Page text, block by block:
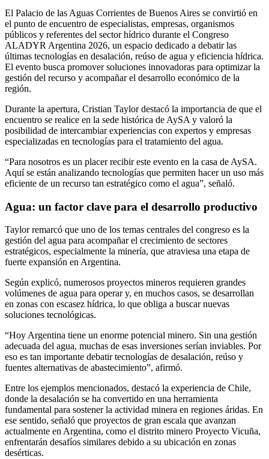
Compartir
El Palacio de las Aguas Corrientes de Buenos Aires se convirtió en
el punto de encuentro de especialistas, empresas, organismos
públicos y referentes del sector hídrico durante el Congreso
ALADYR Argentina 2026, un espacio dedicado a debatir las
últimas tecnologías en desalación, reúso de agua y eficiencia hídrica.
El evento busca promover soluciones innovadoras para optimizar la
gestión del recurso y acompañar el desarrollo económico de la
región.
Durante la apertura, Cristian Taylordestacó la importancia de que el
encuentro se realice en la sede histórica de AySA y valoró la
posibilidad de intercambiar experiencias con expertos y empresas
especializadas en tecnologías para el tratamiento del agua.
“Para nosotros es un placer recibir este evento en la casa de AySA.
Aquí se están analizando tecnologías que permiten hacer un uso más
eficiente de un recurso tan estratégico como el agua”, señaló.
Agua: un factor clave para el desarrollo productivo
Taylor remarcó que uno de los temas centrales del congreso es la
gestión del agua para acompañar el crecimiento de sectores
estratégicos, especialmente la minería, que atraviesa una etapa de
fuerte expansión en Argentina.
Según explicó, numerosos proyectos mineros requieren grandes
volúmenes de agua para operar y, en muchos casos, se desarrollan
en zonas con escasez hídrica, lo que obliga a buscar nuevas
soluciones tecnológicas.
“Hoy Argentina tiene un enorme potencial minero. Sin una gestión
adecuada del agua, muchas de esas inversiones serían inviables. Por
eso es tan importante debatir tecnologías de desalación, reúso y
fuentes alternativas de abastecimiento”, afirmó.
Entre los ejemplos mencionados, destacó la experiencia de Chile,
donde la desalación se ha convertido en una herramienta
fundamental para sostener la actividad minera en regiones áridas. En
ese sentido, señaló que proyectos de gran escala que avanzan
actualmente en Argentina, como el distrito minero Proyecto Vicuña,
enfrentarán desafíos similares debido a su ubicación en zonas
desérticas.